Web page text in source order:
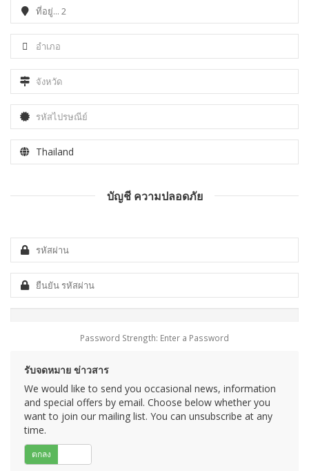
บัญชี ความปลอดภัย
Password Strength: Enter a Password
รับจดหมาย ข่าวสาร
We would like to send you occasional news, information
and special offers by email. Choose below whether you
want to join our mailing list. You can unsubscribe at any
time.
ตกลง